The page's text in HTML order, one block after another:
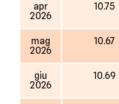
apr
2026
10.75
mag
2026
10.67
giu
2026
10.69